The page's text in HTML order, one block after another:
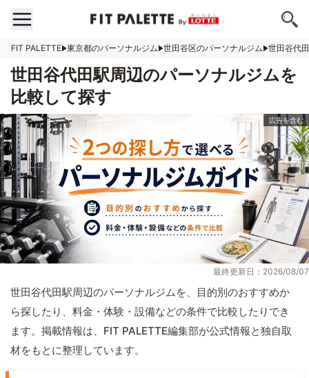
FIT PALETTE 東京都のパーソナルジム 世田谷区のパーソナルジム 世田谷代
世田谷代田駅周辺のパーソナルジムを
比較して探す
最終更新日：2026/08/07
世田谷代田駅周辺のパーソナルジムを、目的別のおすすめか
ら探したり、料金・体験・設備などの条件で比較したりでき
ます。掲載情報は、FIT PALETTE編集部が公式情報と独自取
材をもとに整理しています。